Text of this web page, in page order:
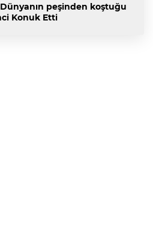
peşinden koştuğu
Konuk Etti